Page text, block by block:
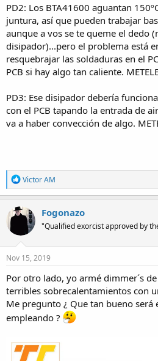
PD2: Los BTA41600 aguantan
juntura, así que pueden trabajar
aunque a vos se te queme el dedo
disipador)...pero el problema está
resquebrajar las soldaduras en el
PCB si hay algo tan caliente.
PD3: Ese disipador debería
con el PCB tapando la entrada de
va a haber convección de algo.
R
e
a
c
t
o
n
s
Victor AM
Fogonazo
"Qualified exorcist approved by
Nov 15, 2019
Por otro lado, yo armé dimmer´s
terribles sobrecalentamientos con
Me pregunto ¿ Que tan bueno será
empleando ?